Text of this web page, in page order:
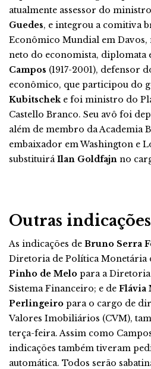
atualmente assessor do
Guedes, e integrou a comitiva
Econômico Mundial em Davos,
neto do economista, diplomata
Campos (1917-2001), defensor
econômico, que participou do
Kubitscheke foi ministro do
Castello Branco. Seu avô foi
além de membro da Academia
embaixador em Washington e
substituiráIlan Goldfajn no
Outras indicações
As indicações de Bruno Serra
Diretoria de Política Monetária
Pinho de Melo para a
Sistema Financeiro; e de Flávia
Perlingeiro para o cargo de
Valores Imobiliários (CVM),
terça-feira. Assim como
indicações também tiveram
automática. Todos serão